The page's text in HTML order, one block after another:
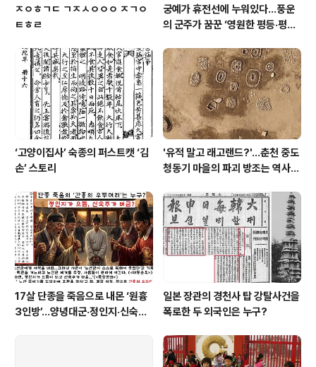
ㅈㅇㅎㄱㄷ ㄱㅈㅅㅇㅇㅇ ㅈㄱㅇ
ㅌㅎㄹ
궁예가 휴전선에 누워있다…풍운
의 군주가 꿈꾼 ‘영원한 평등·평화
‘고양이집사’ 숙종의 퍼스트캣 ‘김
손’ 스토리
'유적 말고 래고랜드?'…춘천 중도
청동기 마을의 파괴 방조는 역사의
17살 단종을 죽음으로 내몬 ‘원흉
3인방’…양녕대군·정인지·신숙주
일본 장관의 경천사 탑 강탈사건을
폭로한 두 외국인은 누구?